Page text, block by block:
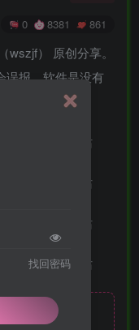
0 8381 861
） 原创分享。
误报，软件是没有
查看
找回密码